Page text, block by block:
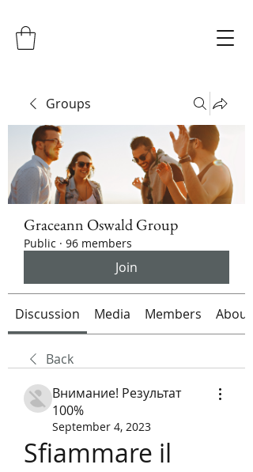
Groups
Graceann Oswald Group
Public · 96 members
Join
Discussion Media Members About
Back
Внимание! Результат
100%
September 4, 2023
Sfiammare il